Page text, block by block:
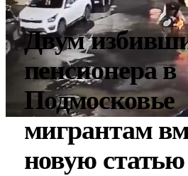
Двум
пенсионера в
Подмосковье
мигрантам
новую статью